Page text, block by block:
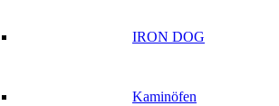
IRON DOG
Kaminöfen